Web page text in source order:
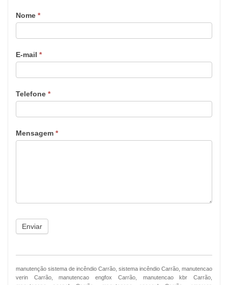
Nome *
E-mail *
Telefone *
Mensagem *
Enviar
manutenção sistema de incêndio Carrão, sistema incêndio Carrão, manutencao
verin Carrão, manutencao engfox Carrão, manutencao kbr Carrão,